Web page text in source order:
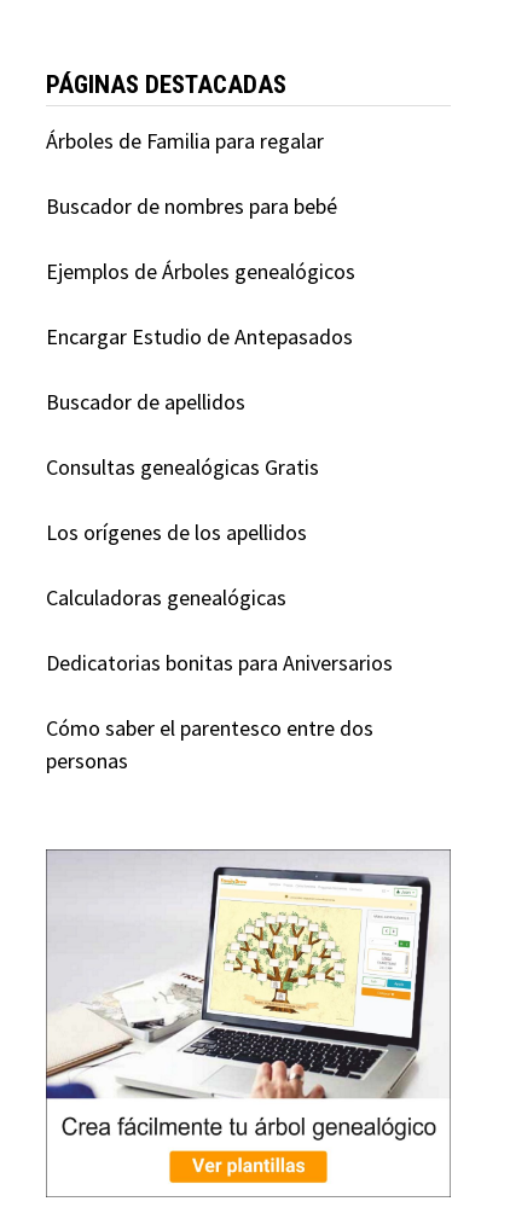
PÁGINAS DESTACADAS
Árboles de Familia para regalar
Buscador de nombres para bebé
Ejemplos de Árboles genealógicos
Encargar Estudio de Antepasados
Buscador de apellidos
Consultas genealógicas Gratis
Los orígenes de los apellidos
Calculadoras genealógicas
Dedicatorias bonitas para Aniversarios
Cómo saber el parentesco entre dos
personas